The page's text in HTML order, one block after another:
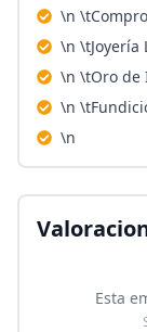
\n
\n \tJoyería
\n \tOro de
\n
\n
Esta